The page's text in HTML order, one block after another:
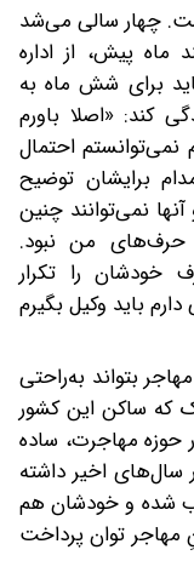
است. چهار سالی می‌شد
ماه پیش، از اداره
برای شش ماه به
کند: «اصلا باورم
احتمال
برایشان توضیح
نمی‌توانند چنین
حرف‌های من نبود.
خودشان را تکرار
باید وکیل بگیرم
بتواند به‌راحتی
که ساکن این کشور
مهاجرت، ساده
اخیر داشته
شده و خودشان هم
مهاجر توان پرداخت